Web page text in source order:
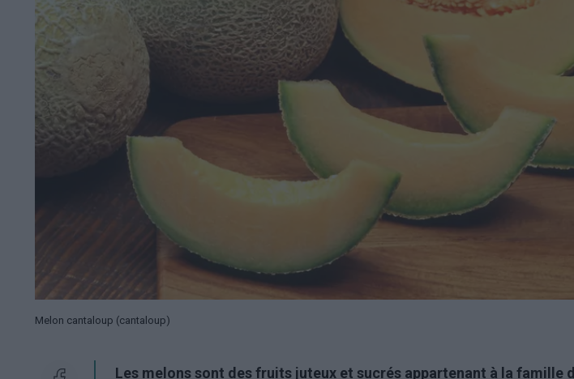
Melon cantaloup (cantaloup)
Les melons sont des fruits juteux et sucrés appartenant à la famille